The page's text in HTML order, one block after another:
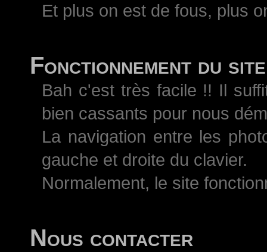
Et plus on est de fous, plus
Fonctionnement du site
Bah c'est très facile !! Il
bien cassants pour nous
La navigation entre les
gauche et droite du clavier.
Normalement, le site
Nous contacter